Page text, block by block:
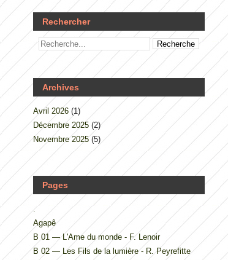
Rechercher
Archives
Avril 2026 (1)
Décembre 2025 (2)
Novembre 2025 (5)
Pages
.
Agapê
B 01 — L'Ame du monde - F. Lenoir
B 02 — Les Fils de la lumière - R. Peyrefitte